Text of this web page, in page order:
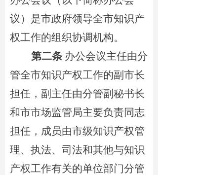
议）是市政府领导全市知识产
权工作的组织协调机构。
第二条 办公会议主任由分
管全市知识产权工作的副市长
担任，副主任由分管副秘书长
和市市场监管局主要负责同志
担任 ，成员由市级知识产权管
理、执法、司法和其他与知识
产权工作有关的单位部门分管